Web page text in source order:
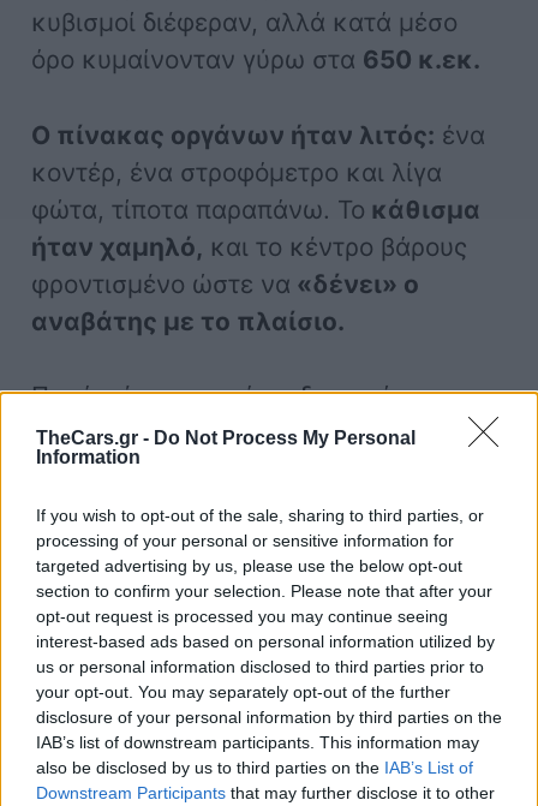
TheCars.gr - Do Not Process My Personal
Information
If you wish to opt-out of the sale, sharing to third parties, or
processing of your personal or sensitive information for
targeted advertising by us, please use the below opt-out
section to confirm your selection. Please note that after your
opt-out request is processed you may continue seeing
interest-based ads based on personal information utilized by
us or personal information disclosed to third parties prior to
your opt-out. You may separately opt-out of the further
disclosure of your personal information by third parties on the
IAB’s list of downstream participants. This information may
also be disclosed by us to third parties on the IAB’s List of
Downstream Participants that may further disclose it to other
κυβισμοί διέφεραν, αλλά κατά μέσο
όρο κυμαίνονταν γύρω στα 650 κ.εκ.
Ο πίνακας οργάνων ήταν λιτός: ένα
κοντέρ, ένα στροφόμετρο και λίγα
φώτα, τίποτα παραπάνω. Το κάθισμα
ήταν χαμηλό, και το κέντρο βάρους
φροντισμένο ώστε να «δένει» ο
αναβάτης με το πλαίσιο.
Παρότι έχουν περάσει δεκαετίες, το
είδος παραμένει ενεργό.
Κατασκευαστές όπως οι
BMW,Kawasakiκαι Moto Guzzi
συνεχίζουν να δημιουργούνσύγχρονες
café racer,με μοντέρνα τεχνολογία και
αξιοπιστία, αλλά με τις ρίζες και την
αισθητική του παρελθόντος.